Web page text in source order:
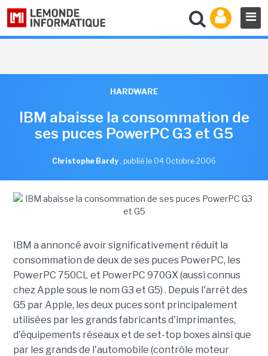
HARDWARE
IBM abaisse la consommation de
ses puces PowerPC G3 et G5
Christophe Bardy , publié le 04 Octobre 2006
IBM a annoncé avoir significativement réduit la
consommation de deux de ses puces PowerPC, les
PowerPC 750CL et PowerPC 970GX (aussi connus
chez Apple sous le nom G3 et G5) . Depuis l'arrêt des
G5 par Apple, les deux puces sont principalement
utilisées par les grands fabricants d'imprimantes,
d'équipements réseaux et de set-top boxes ainsi que
par les grands de l'automobile (contrôle moteur